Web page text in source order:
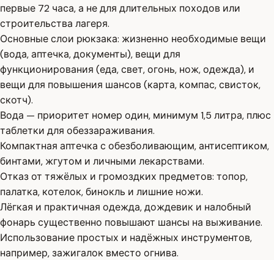
первые 72 часа, а не для длительных походов или
строительства лагеря.
Основные слои рюкзака: жизненно необходимые вещи
(вода, аптечка, документы), вещи для
функционирования (еда, свет, огонь, нож, одежда), и
вещи для повышения шансов (карта, компас, свисток,
скотч).
Вода — приоритет номер один, минимум 1,5 литра, плюс
таблетки для обеззараживания.
Компактная аптечка с обезболивающим, антисептиком,
бинтами, жгутом и личными лекарствами.
Отказ от тяжёлых и громоздких предметов: топор,
палатка, котелок, бинокль и лишние ножи.
Лёгкая и практичная одежда, дождевик и налобный
фонарь существенно повышают шансы на выживание.
Использование простых и надёжных инструментов,
например, зажигалок вместо огнива.